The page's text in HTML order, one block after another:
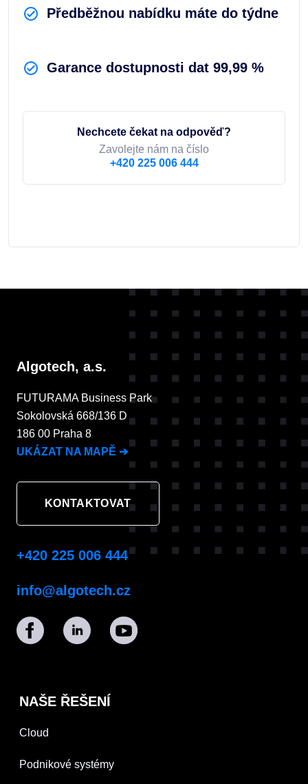
Předběžnou nabídku máte do týdne
Garance dostupnosti dat 99,99 %
Nechcete čekat na odpověď?
Zavolejte nám na číslo
+420 225 006 444
Algotech, a.s.
FUTURAMA Business Park
Sokolovská 668/136 D
186 00 Praha 8
UKÁZAT NA MAPĚ ➔
KONTAKTOVAT
+420 225 006 444
info@algotech.cz
NAŠE ŘEŠENÍ
Cloud
Podnikové systémy